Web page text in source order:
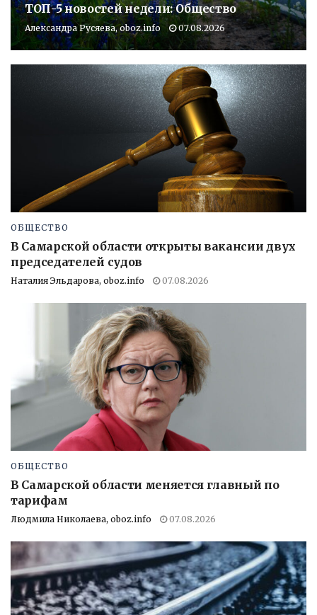
ТОП-5 новостей недели: Общество
Александра Русяева, oboz.info 07.08.2026
ОБЩЕСТВО
В Самарской области открыты вакансии двух
председателей судов
Наталия Эльдарова, oboz.info 07.08.2026
ОБЩЕСТВО
В Самарской области меняется главный по
тарифам
Людмила Николаева, oboz.info 07.08.2026